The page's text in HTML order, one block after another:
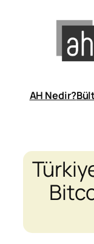
AH Nedir?